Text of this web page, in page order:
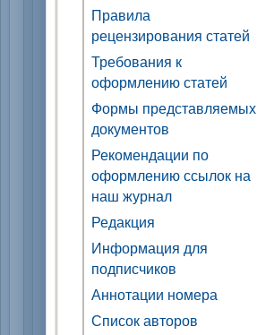
Правила
рецензирования статей
Требования к
оформлению статей
Формы представляемых
документов
Рекомендации по
оформлению ссылок на
наш журнал
Редакция
Информация для
подписчиков
Аннотации номера
Список авторов